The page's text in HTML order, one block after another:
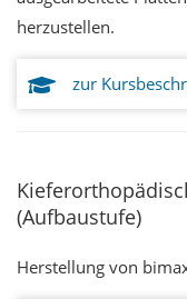
herzustellen.
zur
(Aufbaustufe)
Herstellung von